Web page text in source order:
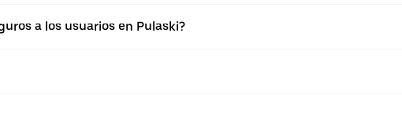
a los usuarios en Pulaski?